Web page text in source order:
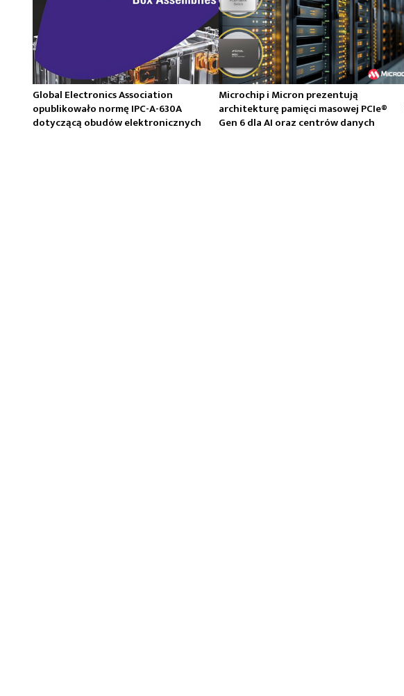
Global Electronics Association
opublikowało normę IPC-A-630A
dotyczącą obudów elektronicznych
Microchip i Micron prezentują
architekturę pamięci masowej PCIe®
Gen 6 dla AI oraz centrów danych